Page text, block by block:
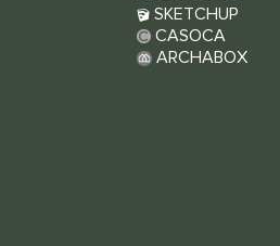
SKETCHUP
CASOCA
ARCHABOX